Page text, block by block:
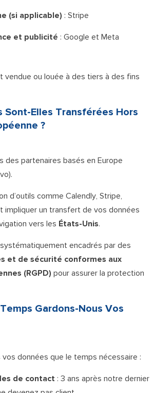
(si applicable) : Stripe
et publicité : Google et Meta
vendue ou louée à des tiers à des fins
Sont-Elles Transférées Hors
?
des partenaires basés en Europe
d’outils comme Calendly, Stripe,
impliquer un transfert de vos données
vers les États-Unis.
encadrés par des
et de sécurité conformes aux
(RGPD) pour assurer la protection
Gardons-Nous Vos
données que le temps nécessaire :
de contact : 3 ans après notre dernier